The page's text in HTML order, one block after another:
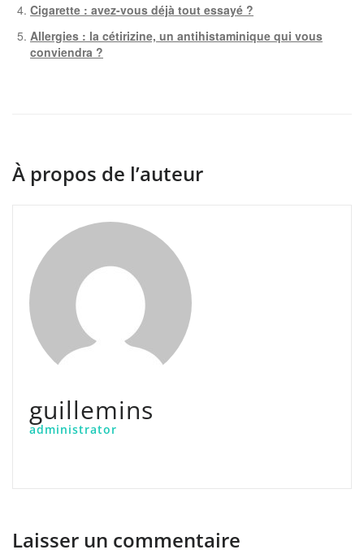
Cigarette : avez-vous déjà tout essayé ?
Allergies : la cétirizine, un antihistaminique qui vous
conviendra ?
À propos de l’auteur
guillemins
administrator
Laisser un commentaire